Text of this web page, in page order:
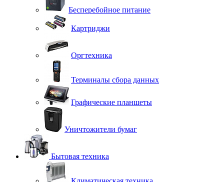
Бесперебойное питание
Картриджи
Оргтехника
Терминалы сбора данных
Графические планшеты
Уничтожители бумаг
Бытовая техника